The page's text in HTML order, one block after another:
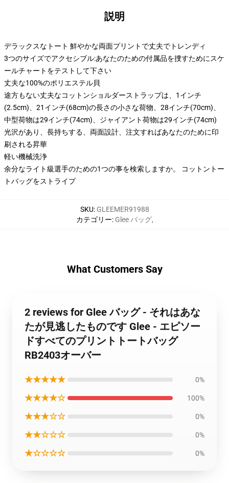
説明
デラックスなトート 鮮やかな両面プリントで丈夫でトレンディ
3つのサイズでアクセシブル:あなたのための付属品を捜すためにスケ
ールチャートをテストして下さい
丈夫な100%のポリエステル貝
途方もない丈夫なコットンショルダーストラップは、1インチ
(2.5cm)、21インチ(68cm)の長さの小さな荷物、28インチ(70cm)、
中型荷物は29インチ(74cm)、ジャイアント荷物は29インチ(74cm)
光沢があり、長持ちする、両面設計、注文すればあなたのために印
刷される昇華
軽い機械洗浄
余分なライト級選手のための1つの事を検索しますか。 コットントー
トバッグをストライプ
SKU: GLEEMER91988
カテゴリー: Glee バッグ,
What Customers Say
2 reviews for Glee バッグ - それはあな
たが見逃したものです Glee - エピソー
ドすべてのプリントトートバッグ
RB2403オーバー
★★★★★ 0%
★★★★☆ 100%
★★★☆☆ 0%
★★☆☆☆ 0%
★☆☆☆☆ 0%